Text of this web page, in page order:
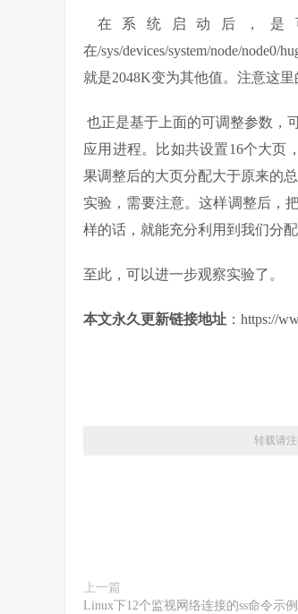
在系统启动后，
在/sys/devices/system/node/node0/
就是2048K变为其他值。注意这里
也正是基于上面的可调整参数，
应用进程。比如共设置16个大页
果调整后的大页分配大于原来的
实验，需要注意。这样调整后，
样的话，就能充分利用到我们分配
至此，可以进一步观察实验了。
本文永久更新链接地址 ：https://
转载请注
上一篇
Linux下12个监视网络连接的ss命令示例